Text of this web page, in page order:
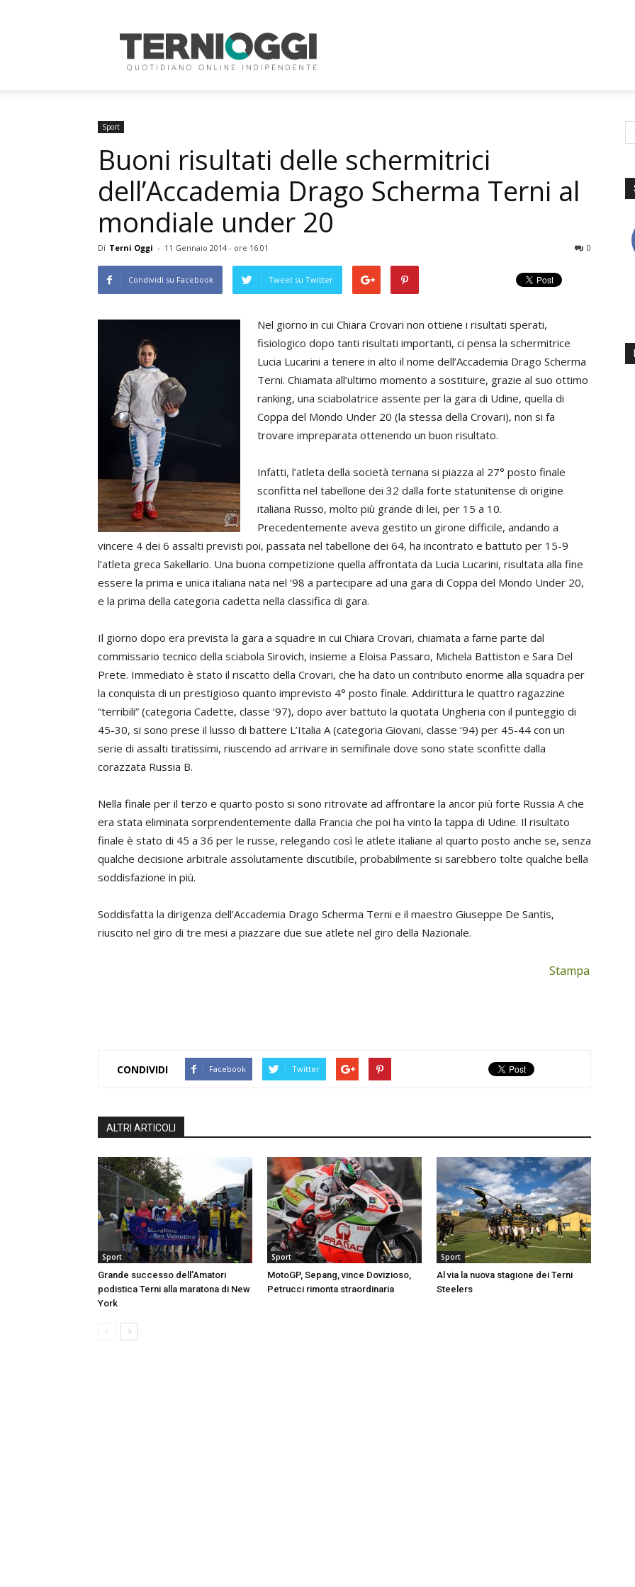
Oggi
Sport
Buoni risultati delle schermitrici
dell’Accademia Drago Scherma Terni al
mondiale under 20
Di Terni Oggi - 11 Gennaio 2014 - ore 16:01 0
Condividi su Facebook Tweet su Twitter
Nel giorno in cui Chiara Crovari non ottiene i risultati sperati,
fisiologico dopo tanti risultati importanti, ci pensa la schermitrice
Lucia Lucarini a tenere in alto il nome dell’Accademia Drago Scherma
Terni. Chiamata all’ultimo momento a sostituire, grazie al suo ottimo
ranking, una sciabolatrice assente per la gara di Udine, quella di
Coppa del Mondo Under 20 (la stessa della Crovari), non si fa
trovare impreparata ottenendo un buon risultato.
Infatti, l’atleta della società ternana si piazza al 27° posto finale
sconfitta nel tabellone dei 32 dalla forte statunitense di origine
italiana Russo, molto più grande di lei, per 15 a 10.
Precedentemente aveva gestito un girone difficile, andando a
vincere 4 dei 6 assalti previsti poi, passata nel tabellone dei 64, ha incontrato e battuto per 15-9
l’atleta greca Sakellario. Una buona competizione quella affrontata da Lucia Lucarini, risultata alla fine
essere la prima e unica italiana nata nel ‘98 a partecipare ad una gara di Coppa del Mondo Under 20,
e la prima della categoria cadetta nella classifica di gara.
Il giorno dopo era prevista la gara a squadre in cui Chiara Crovari, chiamata a farne parte dal
commissario tecnico della sciabola Sirovich, insieme a Eloisa Passaro, Michela Battiston e Sara Del
Prete. Immediato è stato il riscatto della Crovari, che ha dato un contributo enorme alla squadra per
la conquista di un prestigioso quanto imprevisto 4° posto finale. Addirittura le quattro ragazzine
“terribili” (categoria Cadette, classe ‘97), dopo aver battuto la quotata Ungheria con il punteggio di
45-30, si sono prese il lusso di battere L’Italia A (categoria Giovani, classe ‘94) per 45-44 con un
serie di assalti tiratissimi, riuscendo ad arrivare in semifinale dove sono state sconfitte dalla
corazzata Russia B.
Nella finale per il terzo e quarto posto si sono ritrovate ad affrontare la ancor più forte Russia A che
era stata eliminata sorprendentemente dalla Francia che poi ha vinto la tappa di Udine. Il risultato
finale è stato di 45 a 36 per le russe, relegando così le atlete italiane al quarto posto anche se, senza
qualche decisione arbitrale assolutamente discutibile, probabilmente si sarebbero tolte qualche bella
soddisfazione in più.
Soddisfatta la dirigenza dell’Accademia Drago Scherma Terni e il maestro Giuseppe De Santis,
riuscito nel giro di tre mesi a piazzare due sue atlete nel giro della Nazionale.
Stampa
CONDIVIDI Facebook Twitter
ALTRI ARTICOLI
Sport
Grande successo dell’Amatori
podistica Terni alla maratona di New
York
Sport
MotoGP, Sepang, vince Dovizioso,
Petrucci rimonta straordinaria
Sport
Al via la nuova stagione dei Terni
Steelers